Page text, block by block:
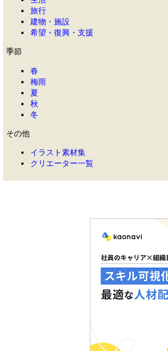
旅行
建物・施設
希望・復興・支援
季節
春
梅雨
夏
秋
冬
その他
イラスト素材集
クリエーター一覧